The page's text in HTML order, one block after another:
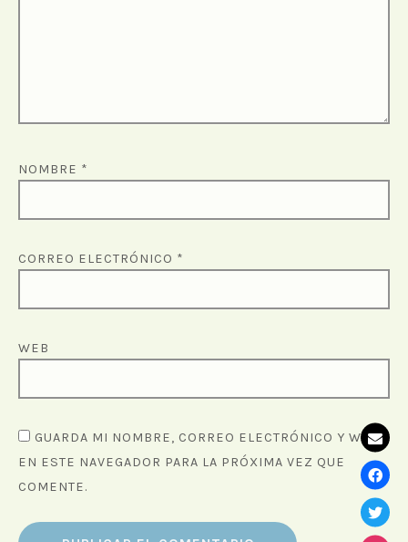
NOMBRE *
CORREO ELECTRÓNICO *
WEB
GUARDA MI NOMBRE, CORREO ELECTRÓNICO Y WEB
EN ESTE NAVEGADOR PARA LA PRÓXIMA VEZ QUE
COMENTE.